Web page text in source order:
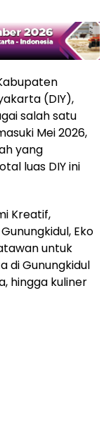
(DIY),
salah satu
Mei 2026,
yang
luas DIY ini
Kreatif,
Eko
untuk
di Gunungkidul
hingga kuliner